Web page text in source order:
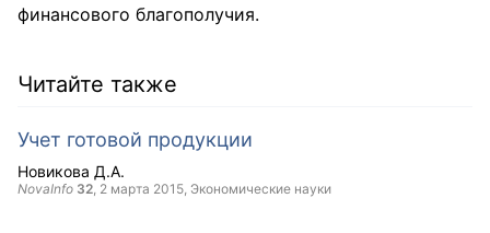
финансового благополучия.
Читайте также
Учет готовой продукции
Новикова Д.А.
NovaInfo 32, 2 марта 2015, Экономические науки